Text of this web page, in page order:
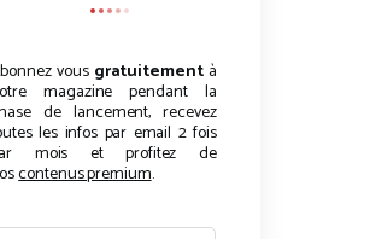
vous gratuitementà
magazine pendant la
de lancement, recevez
les infos par email 2 fois
mois et profitez de
contenus premium.